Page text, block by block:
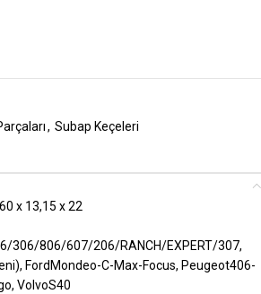
, Subap Keçeleri
x 13,15 x 22
306/806/607/206/RANCH/EXPERT/307,
FordMondeo-C-Max-Focus, Peugeot406-
VolvoS40